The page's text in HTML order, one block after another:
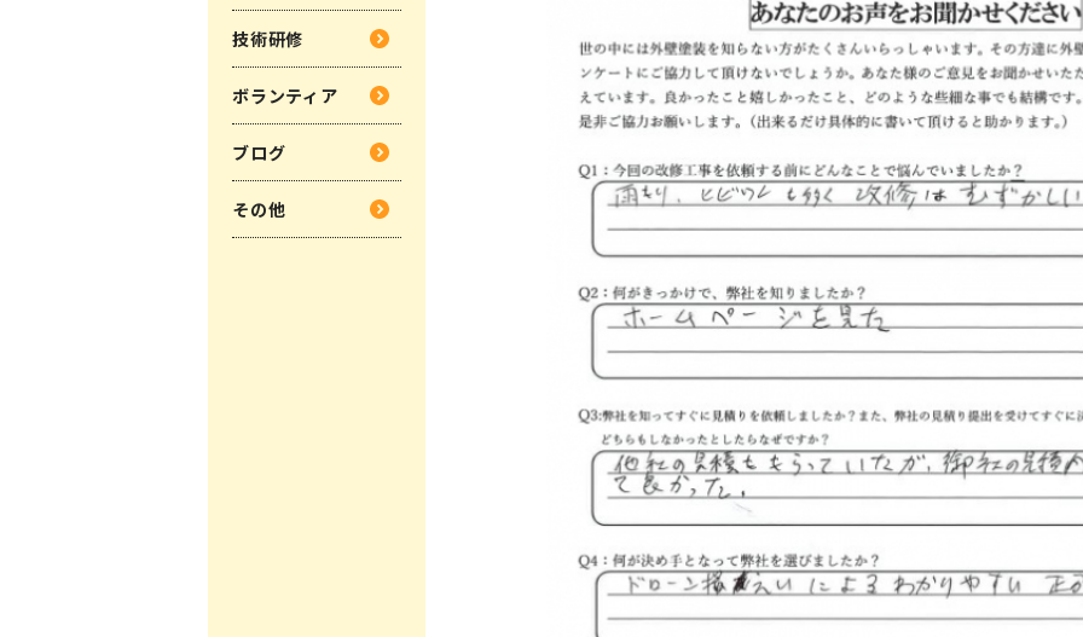
技術研修
ボランティア
ブログ
その他